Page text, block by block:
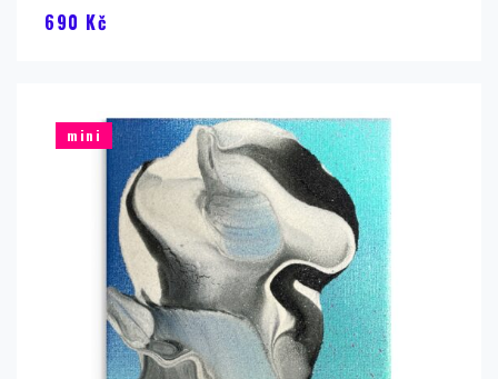
690 Kč
mini